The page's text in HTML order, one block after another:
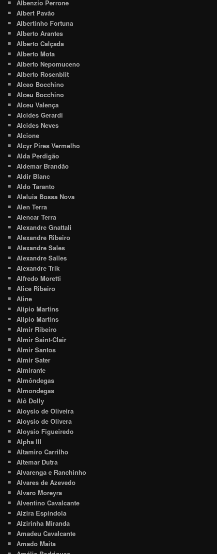
Albenzio Perrone
Albert Pavão
Albertinho Fortuna
Alberto Arantes
Alberto Calçada
Alberto Mota
Alberto Nepomuceno
Alberto Rosenblit
Alceo Bocchino
Alceu Bocchino
Alceu Valença
Alcides Gerardi
Alcides Neves
Alcione
Alcyr Pires Vermelho
Alda Perdigão
Aldemar Brandão
Aldir Blanc
Aldo Taranto
Aleluia Bossa Nova
Alen Terra
Alencar Terra
Alexandre Gnattali
Alexandre Ribeiro
Alexandre Sales
Alexandre Salles
Alexandre Trik
Alfredo Moretti
Alice Ribeiro
Aline
Alípio Martins
Alipio Martins
Almir Ribeiro
Almir Saint-Clair
Almir Santos
Almir Sater
Almirante
Almôndegas
Almondegas
Alô Dolly
Aloysio de Oliveira
Aloysio de Olivera
Aloysio Figueiredo
Alpha III
Altamiro Carrilho
Altemar Dutra
Alvarenga e Ranchinho
Alvares de Azevedo
Alvaro Moreyra
Alventino Cavalcante
Alzira Espíndola
Alzirinha Miranda
Amadeu Cavalcante
Amado Maita